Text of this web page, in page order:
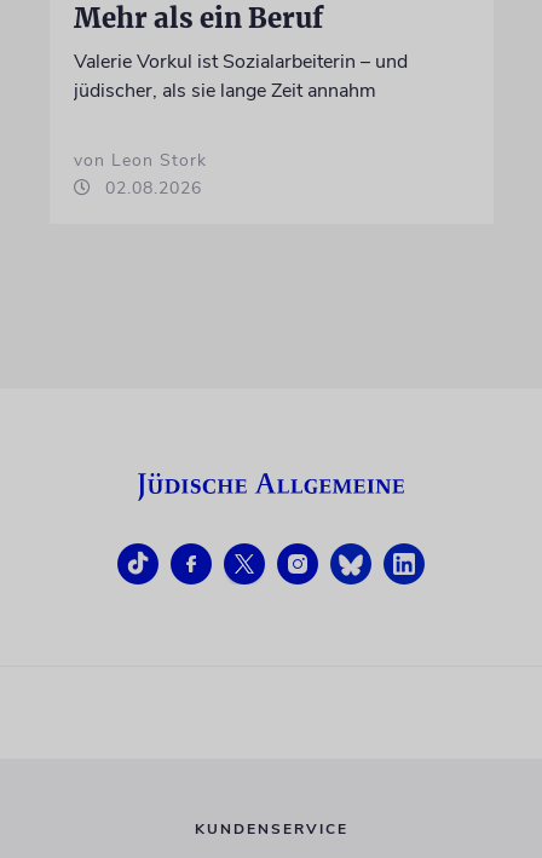
Mehr als ein Beruf
Valerie Vorkul ist Sozialarbeiterin – und
jüdischer, als sie lange Zeit annahm
von Leon Stork
02.08.2026
KUNDENSERVICE